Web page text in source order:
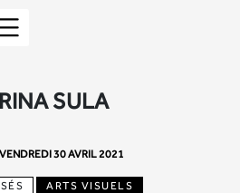
SULA
30 AVRIL 2021
ARTS VISUELS